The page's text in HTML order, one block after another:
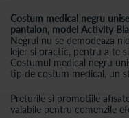
Costum medical negru
pantalon, model Activity
Negrul nu se demodeaza
lejer si practic, pentru a te
Costumul medical negru
tip de costum medical, un
Preturile si promotiile
valabile pentru comenzile